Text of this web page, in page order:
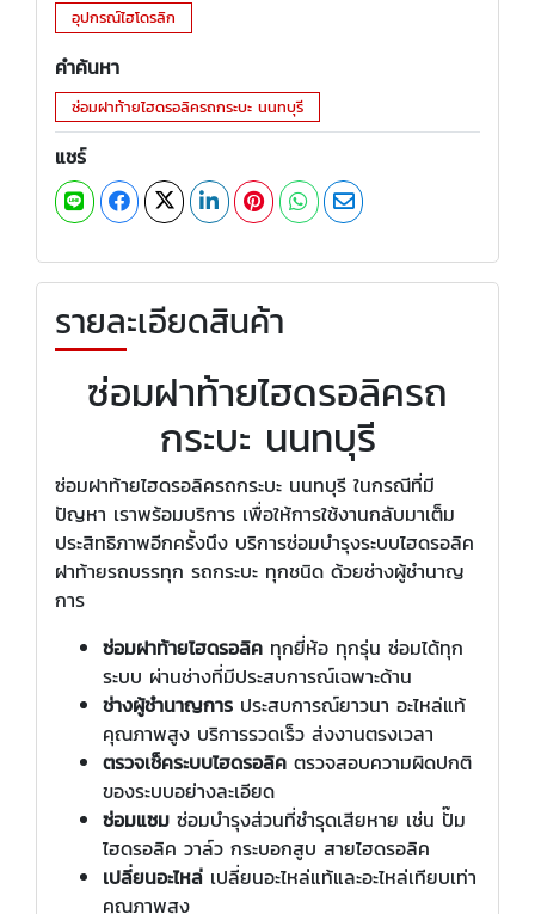
อุปกรณ์ไฮโดรลิก
คำค้นหา
ซ่อมฝาท้ายไฮดรอลิครถกระบะ นนทบุรี
แชร์
รายละเอียดสินค้า
ซ่อมฝาท้ายไฮดรอลิครถ
กระบะ นนทบุรี
ซ่อมฝาท้ายไฮดรอลิครถกระบะ นนทบุรี ในกรณีที่มี
ปัญหา เราพร้อมบริการ เพื่อให้การใช้งานกลับมาเต็ม
ประสิทธิภาพอีกครั้งนึง บริการซ่อมบำรุงระบบไฮดรอลิค
ฝาท้ายรถบรรทุก รถกระบะ ทุกชนิด ด้วยช่างผู้ชำนาญ
การ
ซ่อมฝาท้ายไฮดรอลิค ทุกยี่ห้อ ทุกรุ่น ซ่อมได้ทุก
ระบบ ผ่านช่างที่มีประสบการณ์เฉพาะด้าน
ช่างผู้ชำนาญการ ประสบการณ์ยาวนา อะไหล่แท้
คุณภาพสูง บริการรวดเร็ว ส่งงานตรงเวลา
ตรวจเช็คระบบไฮดรอลิค ตรวจสอบความผิดปกติ
ของระบบอย่างละเอียด
ซ่อมแซม ซ่อมบำรุงส่วนที่ชำรุดเสียหาย เช่น ปั๊ม
ไฮดรอลิค วาล์ว กระบอกสูบ สายไฮดรอลิค
เปลี่ยนอะไหล่ เปลี่ยนอะไหล่แท้และอะไหล่เทียบเท่า
คุณภาพสูง